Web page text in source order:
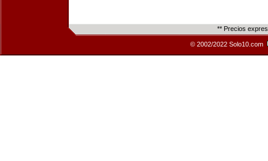
** Precios
© 2002/2022 Solo10.com